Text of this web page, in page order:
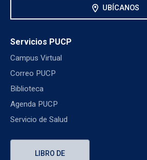
location_on UBÍCANOS
Servicios PUCP
Campus Virtual
Correo PUCP
Biblioteca
Agenda PUCP
Servicio de Salud
LIBRO DE